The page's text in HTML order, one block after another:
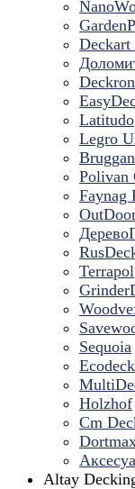
Deckart
Latitudo
Legro
Bruggan
Polivan
Faynag
Terrapol
Sequoia
Holzhof
Cm
Altay